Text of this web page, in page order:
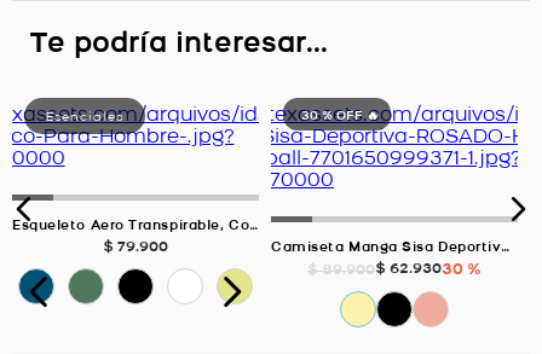
Te podría interesar...
Esqueleto Aero Transpirable, Color Blanco Para Hombre
$ 79.900
30 % OFF 🔥
Camiseta Manga Sisa Deportiva, Color ROSADO Para Hombre
$ 89.900$ 62.93030 %